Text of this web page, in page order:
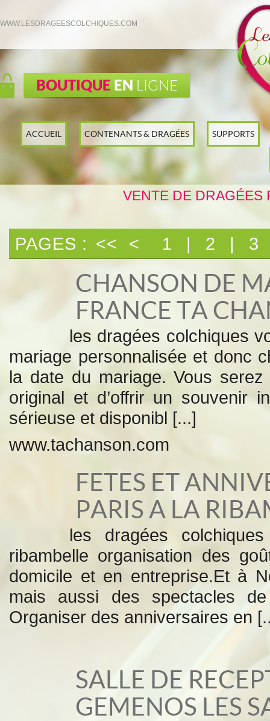
WWW.LESDRAGEESCOLCHIQUES.COM
BOUTIQUE EN LIGNE
ACCUEIL CONTENANTS & DRAGÉES SUPPORTS
VENTE DE DRAGÉES
PAGES : << < 1 | 2 | 3
CHANSON DE
FRANCE TA
les dragées colchiques
mariage personnalisée et donc
la date du mariage. Vous
original et d’offrir un souvenir
sérieuse et disponibl [...]
www.tachanson.com
FETES ET
PARIS A LA
les dragées
ribambelle organisation des
domicile et en entreprise.Et à
mais aussi des spectacles
Organiser des anniversaires en
SALLE DE
GEMENOS LES